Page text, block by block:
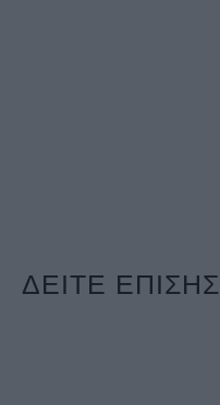
ΔΕΙΤΕ ΕΠΙΣΗΣ